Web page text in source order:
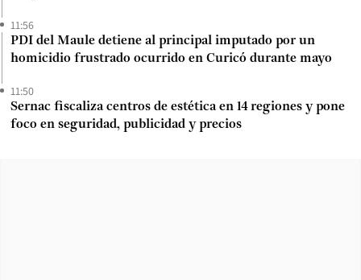
11:56
PDI del Maule detiene al principal imputado por un
homicidio frustrado ocurrido en Curicó durante mayo
11:50
Sernac fiscaliza centros de estética en 14 regiones y pone
foco en seguridad, publicidad y precios